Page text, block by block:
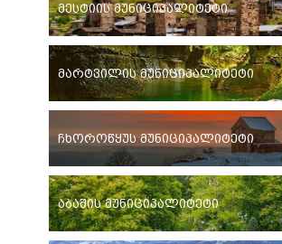
მესტიის მუნიციპალიტეტი
მარტვილის მუნიციპალიტეტი
ჩხოროწყუს მუნიციპალიტეტი
აბაშის მუნიციპალიტეტი